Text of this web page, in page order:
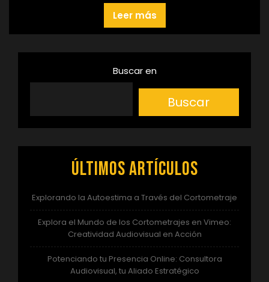
Leer más
Buscar en
Buscar
Últimos artículos
Explorando la Autoestima a Través del Cortometraje
Explora el Mundo de los Cortometrajes en Vimeo:
Creatividad Audiovisual en Acción
Potenciando tu Presencia Online: Consultora
Audiovisual, tu Aliado Estratégico